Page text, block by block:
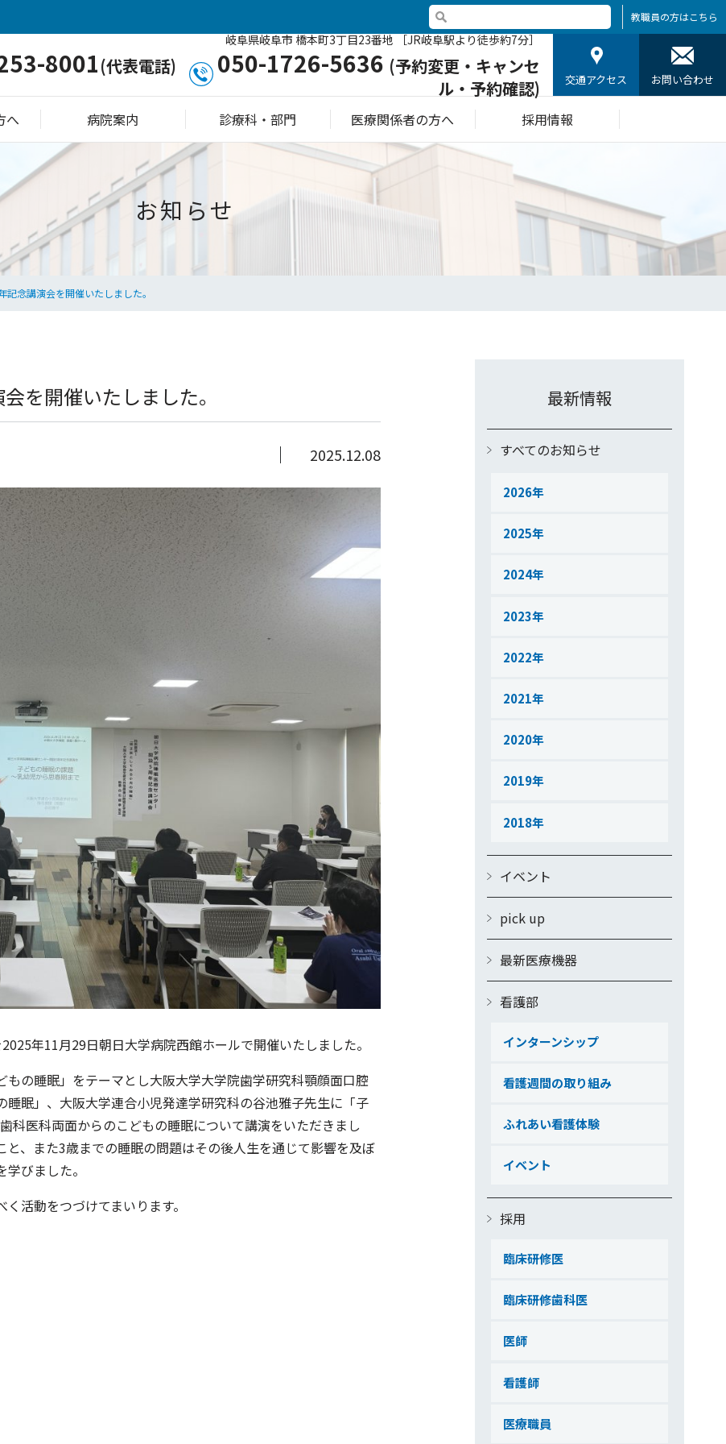
教職員の方はこちら
岐阜県岐阜市 橋本町3丁目23番地 ［JR岐阜駅より徒歩約7分］
8001(代表電話) 050-1726-5636 (予約変更・キャンセ
ル・予約確認)
交通アクセス お問い合わせ
へ 病院案内 診療科・部門 医療関係者の方へ 採用情報
お知らせ
念講演会を開催いたしました。
を開催いたしました。
2025.12.08
年11月29日朝日大学病院西館ホールで開催いたしました。
の睡眠」をテーマとし大阪大学大学院歯学研究科顎顔面口腔
眠」、大阪大学連合小児発達学研究科の谷池雅子先生に「子
医科両面からのこどもの睡眠について講演をいただきまし
、また3歳までの睡眠の問題はその後人生を通じて影響を及ぼ
びました。
活動をつづけてまいります。
最新情報
すべてのお知らせ
2026
2025
2024
2023
2022
2021
2020
2019
2018
イベント
pick up
最新医療機器
看護部
インターンシップ
看護週間の取り組み
ふれあい看護体験
イベント
採用
臨床研修医
臨床研修歯科医
医師
看護師
医療職員